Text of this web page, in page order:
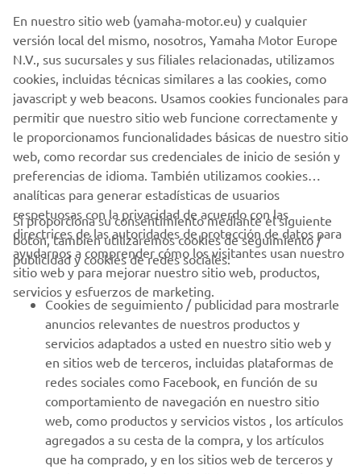
privacidad.
ENVIAR
CORPORATIVO
PROFESIONALES
MÁS YAMAHA
AYUDA
BOLETÍN DE NOTICIAS
En nuestro sitio web (yamaha-motor.eu) y cualquier
versión local del mismo, nosotros, Yamaha Motor Europe
N.V., sus sucursales y sus filiales relacionadas, utilizamos
cookies, incluidas técnicas similares a las cookies, como
javascript y web beacons. Usamos cookies funcionales para
permitir que nuestro sitio web funcione correctamente y
le proporcionamos funcionalidades básicas de nuestro sitio
web, como recordar sus credenciales de inicio de sesión y
preferencias de idioma. También utilizamos cookies
analíticas para generar estadísticas de usuarios
respetuosas con la privacidad de acuerdo con las
directrices de las autoridades de protección de datos para
ayudarnos a comprender cómo los visitantes usan nuestro
sitio web y para mejorar nuestro sitio web, productos,
servicios y esfuerzos de marketing.
Si proporciona su consentimiento mediante el siguiente
botón, también utilizaremos cookies de seguimiento /
publicidad y cookies de redes sociales:
Cookies de seguimiento / publicidad para mostrarle
anuncios relevantes de nuestros productos y
servicios adaptados a usted en nuestro sitio web y
en sitios web de terceros, incluidas plataformas de
redes sociales como Facebook, en función de su
comportamiento de navegación en nuestro sitio
web, como productos y servicios vistos , los artículos
agregados a su cesta de la compra, y los artículos
que ha comprado, y en los sitios web de terceros y